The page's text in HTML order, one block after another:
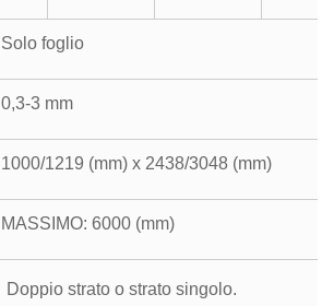
Solo foglio
0,3-3 mm
1000/1219 (mm) x 2438/3048 (mm)
MASSIMO: 6000 (mm)
Doppio strato o strato singolo.